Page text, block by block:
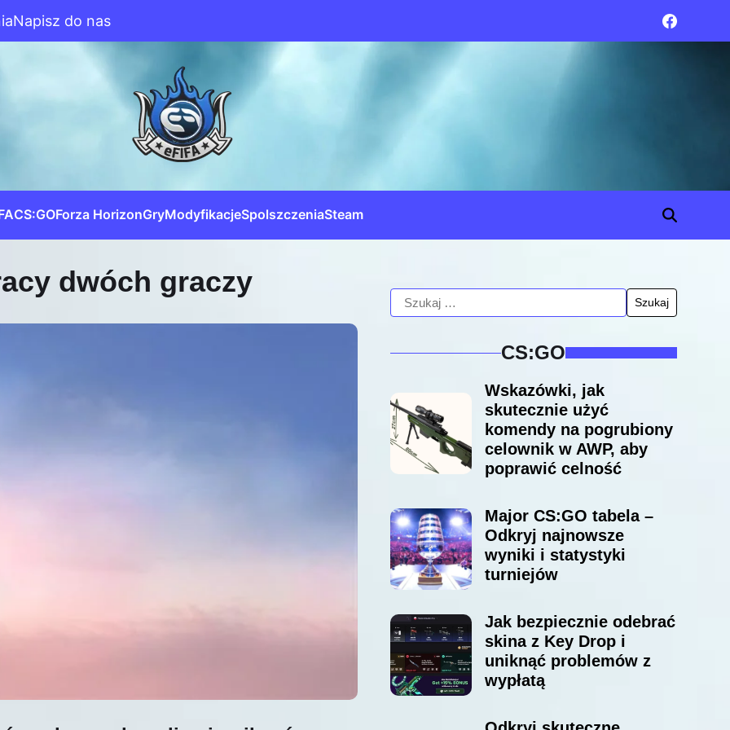
Napisz do nas
CS:GOForza HorizonGryModyfikacjeSpolszczeniaSteam
dwóch graczy
CS:GO
Wskazówki, jak
skutecznie użyć
komendy na pogrubiony
celownik w AWP, aby
poprawić celność
Major CS:GO tabela –
Odkryj najnowsze
wyniki i statystyki
turniejów
Jak bezpiecznie odebrać
skina z Key Drop i
uniknąć problemów z
wypłatą